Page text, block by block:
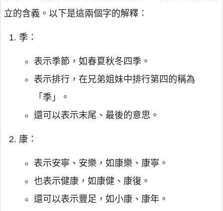
立的含義。以下是這兩個字的解釋：
季：
表示季節，如春夏秋冬四季。
表示排行，在兄弟姐妹中排行第四的稱為
「季」。
還可以表示末尾、最後的意思。
康：
表示安寧、安樂，如康樂、康寧。
也表示健康，如康健、康復。
還可以表示豐足，如小康、康年。